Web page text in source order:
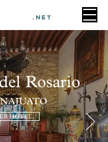
. NET
Rosario
HOTEL